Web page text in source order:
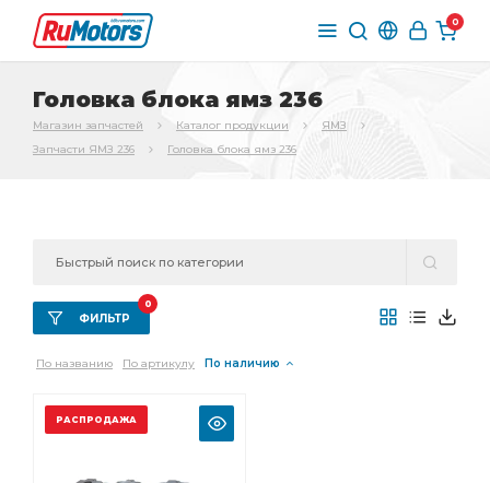
0
Головка блока ямз 236
Магазин запчастей Каталог продукции
ЯМЗ
Запчасти ЯМЗ 236
Головка блока ямз 236
ФИЛЬТР
0
По названию По артикулу По наличию
РАСПРОДАЖА